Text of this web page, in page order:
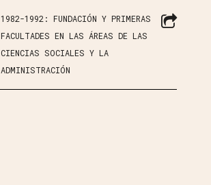
1982-1992: FUNDACIÓN Y PRIMERAS
FACULTADES EN LAS ÁREAS DE LAS
CIENCIAS SOCIALES Y LA
ADMINISTRACIÓN